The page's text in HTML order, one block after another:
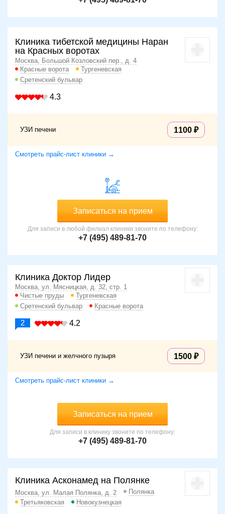
Клиника тибетской медицины Наран
на Красных воротах
Москва, Большой Козловский пер., д. 4
Красные ворота
Тургеневская
Сретенский бульвар
4.3
УЗИ печени 1100
Смотреть прайс-лист клиники →
Записаться на прием
Для записи в любой филиал клиники звоните по телефону:
+7 (495) 489-81-70
Клиника Доктор Лидер
Москва, ул. Мясницкая, д. 32, стр. 1
Чистые пруды
Тургеневская
Сретенский бульвар
Красные ворота
2 4.2
УЗИ печени и желчного пузыря 1500
Смотреть прайс-лист клиники →
Записаться на прием
Для записи в клинику звоните по телефону:
+7 (495) 489-81-70
Клиника Асконамед на Полянке
Москва, ул. Малая Полянка, д. 2
Полянка
Третьяковская
Новокузнецкая